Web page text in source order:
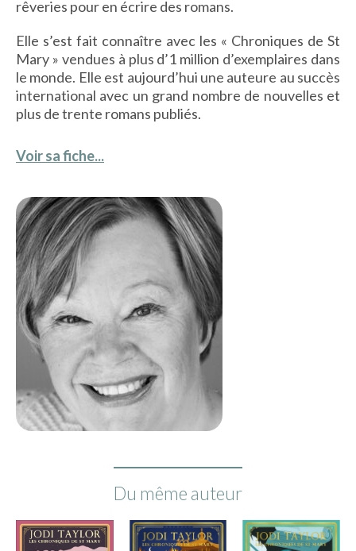
rêveries pour en écrire des romans.
Elle s’est fait connaître avec les « Chroniques de St
Mary » vendues à plus d’1 million d’exemplaires dans
le monde. Elle est aujourd’hui une auteure au succès
international avec un grand nombre de nouvelles et
plus de trente romans publiés.
Voir sa fiche...
Du même auteur